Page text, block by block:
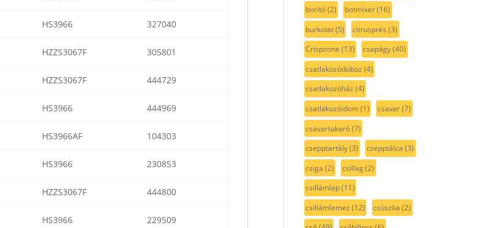
HS3966 327040
HZZS3067F 305801
HZZS3067F 444729
HS3966 444969
HS3966AF 104303
HS3966 230853
HZZS3067F 444800
HS3966 229509
borító(2) botmixer(16)
burkolat(5) citrusprés (3)
Crispzone (13) csapágy(40)
csatlakozódoboz (4)
csatlakozóház (4)
csatlakozóidom(1) csavar(7)
csavartakaró(7)
csepptartály(3) csepptálca (3)
csiga (2) csillag(2)
csillámlap(11)
csillámlemez (12) csúszka (2)